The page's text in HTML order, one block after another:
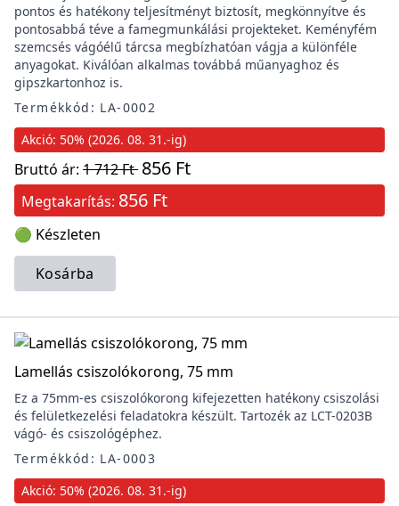
pontos és hatékony teljesítményt biztosít, megkönnyítve és
pontosabbá téve a famegmunkálási projekteket. Keményfém
szemcsés vágóélű tárcsa megbízhatóan vágja a különféle
anyagokat. Kiválóan alkalmas továbbá műanyaghoz és
gipszkartonhoz is.
Termékkód: LA-0002
Akció: 50% (2026. 08. 31.-ig)
Bruttó ár: 1 712 Ft 856 Ft
Megtakarítás: 856 Ft
🟢 Készleten
Kosárba
Lamellás csiszolókorong, 75 mm
Ez a 75mm-es csiszolókorong kifejezetten hatékony csiszolási
és felületkezelési feladatokra készült. Tartozék az LCT-0203B
vágó- és csiszológéphez.
Termékkód: LA-0003
Akció: 50% (2026. 08. 31.-ig)